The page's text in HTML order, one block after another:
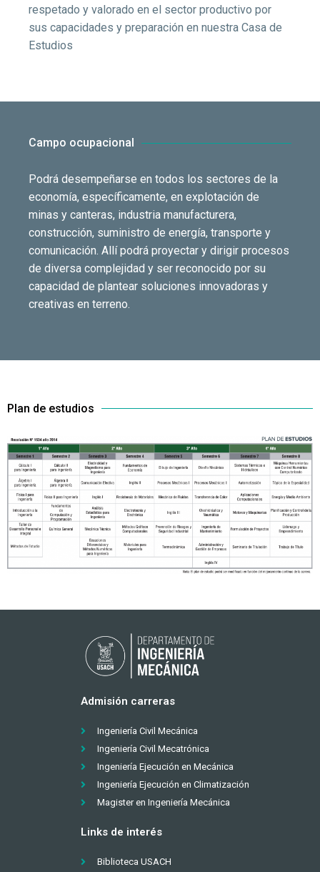
respetado y valorado en el sector productivo por
sus capacidades y preparación en nuestra Casa de
Estudios
Campo ocupacional
Podrá desempeñarse en todos los sectores de la
economía, específicamente, en explotación de
minas y canteras, industria manufacturera,
construcción, suministro de energía, transporte y
comunicación. Allí podrá proyectar y dirigir procesos
de diversa complejidad y ser reconocido por su
capacidad de plantear soluciones innovadoras y
creativas en terreno.
Plan de estudios
Admisión carreras
Ingeniería Civil Mecánica
Ingeniería Civil Mecatrónica
Ingeniería Ejecución en Mecánica
Ingeniería Ejecución en Climatización
Magister en Ingeniería Mecánica
Links de interés
Biblioteca USACH